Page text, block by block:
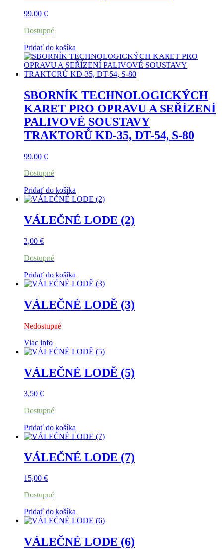
99,00 €
Dostupné
Pridať do košíka
SBORNÍK TECHNOLOGICKÝCH
KARET PRO OPRAVU A SEŘÍZENÍ
PALIVOVÉ SOUSTAVY
TRAKTORŮ KD-35, DT-54, S-80
99,00 €
Dostupné
Pridať do košíka
VÁLEČNÉ LODE (2)
2,00 €
Dostupné
Pridať do košíka
VÁLEČNÉ LODĚ (3)
Nedostupné
Viac info
VÁLEČNÉ LODĚ (5)
3,50 €
Dostupné
Pridať do košíka
VÁLEČNÉ LODE (7)
15,00 €
Dostupné
Pridať do košíka
VÁLEČNÉ LODE (6)